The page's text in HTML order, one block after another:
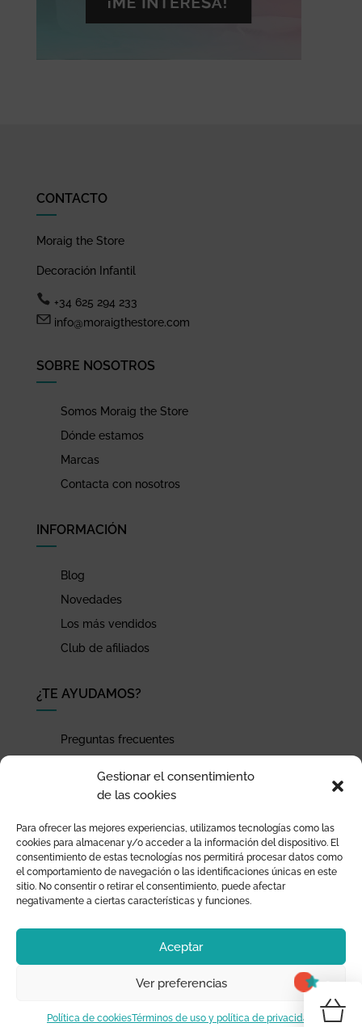
Gestionar el consentimiento
de las cookies
Para ofrecer las mejores experiencias, utilizamos tecnologías como las
cookies para almacenar y/o acceder a la información del dispositivo. El
consentimiento de estas tecnologías nos permitirá procesar datos como
el comportamiento de navegación o las identificaciones únicas en este
sitio. No consentir o retirar el consentimiento, puede afectar
negativamente a ciertas características y funciones.
Aceptar
Ver preferencias
Política de cookiesTérminos de uso y política de privacidad
CONTACTO
Moraig the Store
Decoración Infantil
+34 625 294 233
info@moraigthestore.com
SOBRE NOSOTROS
Somos Moraig the Store
Dónde estamos
Marcas
Contacta con nosotros
INFORMACIÓN
Blog
Novedades
Los más vendidos
Club de afiliados
¿TE AYUDAMOS?
Preguntas frecuentes
Pago seguro
Devoluciones y garantía